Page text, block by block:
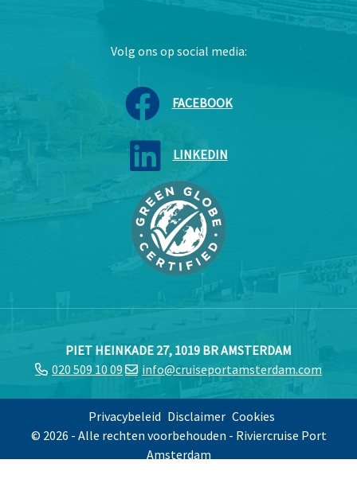
Volg ons op social media:
FACEBOOK
LINKEDIN
PIET HEINKADE 27, 1019 BR AMSTERDAM
020 509 10 09
info@cruiseportamsterdam.com
© 2026 - Alle rechten voorbehouden - Riviercruise Port
Amsterdam
Privacybeleid Disclaimer Cookies